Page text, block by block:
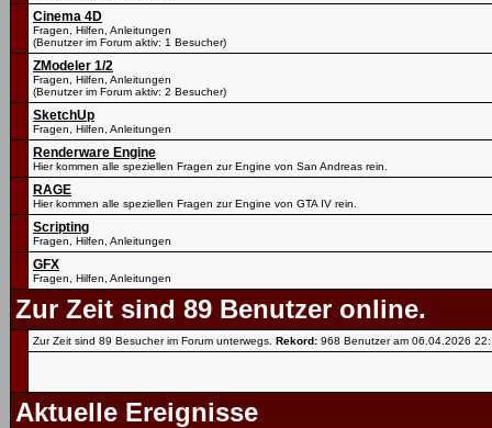
Cinema 4D
Fragen, Hilfen, Anleitungen
(Benutzer im Forum aktiv: 1 Besucher)
ZModeler 1/2
Fragen, Hilfen, Anleitungen
(Benutzer im Forum aktiv: 2 Besucher)
SketchUp
Fragen, Hilfen, Anleitungen
Renderware Engine
Hier kommen alle speziellen Fragen zur Engine von San Andreas rein.
RAGE
Hier kommen alle speziellen Fragen zur Engine von GTA IV rein.
Scripting
Fragen, Hilfen, Anleitungen
GFX
Fragen, Hilfen, Anleitungen
Zur Zeit sind 89 Benutzer online.
Zur Zeit sind 89 Besucher im Forum unterwegs. Rekord: 968 Benutzer am 06.04.2026
Aktuelle Ereignisse